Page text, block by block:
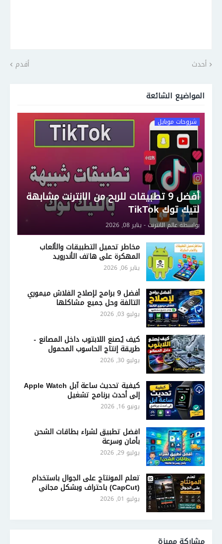
أحدث أقدم
المواضيع الشائعة
شروحات موبايل
أفضل 9 تطبيقات للربح من الانترنت مشابهة
لتيك توك TikTok
بواسطةعالم الانترنت - يناير 08, 2026
مخاطر تحميل التطبيقات والألعاب
المهكرة على هاتف الأندرويد
يناير 06, 2026
أفضل 9 برامج لإصلاح الفلاش ميموري
التالفة وحل جميع مشاكلها
يوليو 03, 2026
كيف يُصنع اللابتوب داخل المصانع -
طريقة إنتاج الحاسوب المحمول
يوليو 30, 2026
كيفية تحديث ساعة آبل Apple Watch
إلى أحدث برنامج تشغيل
يونيو 16, 2026
افضل تطبيق لشراء بطاقات الشحن
بأمان وسرعة
يوليو 29, 2026
تعلم المونتاج على الجوال باستخدام
(CapCut) باحتراف وبشكل مجاني
يوليو 01, 2026